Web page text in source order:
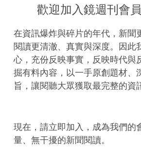
歡迎加入鏡週刊會
在資訊爆炸與碎片的年代，新聞
閱讀更清澈、真實與深度。因此
心，充份反映事實，反映時代與
掘有料內容，以一手原創題材、
旨，讓閱聽大眾獲取最完整的資
現在，請立即加入，成為我們的
量、無干擾的新聞閱讀。